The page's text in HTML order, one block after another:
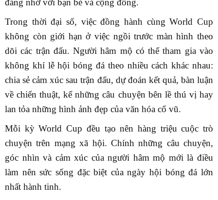
đáng nhớ với bạn bè và cộng đồng.
Trong thời đại số, việc đồng hành cùng World Cup
không còn giới hạn ở việc ngồi trước màn hình theo
dõi các trận đấu. Người hâm mộ có thể tham gia vào
không khí lễ hội bóng đá theo nhiều cách khác nhau:
chia sẻ cảm xúc sau trận đấu, dự đoán kết quả, bàn luận
về chiến thuật, kể những câu chuyện bên lề thú vị hay
lan tỏa những hình ảnh đẹp của văn hóa cổ vũ.
Mỗi kỳ World Cup đều tạo nên hàng triệu cuộc trò
chuyện trên mạng xã hội. Chính những câu chuyện,
góc nhìn và cảm xúc của người hâm mộ mới là điều
làm nên sức sống đặc biệt của ngày hội bóng đá lớn
nhất hành tinh.